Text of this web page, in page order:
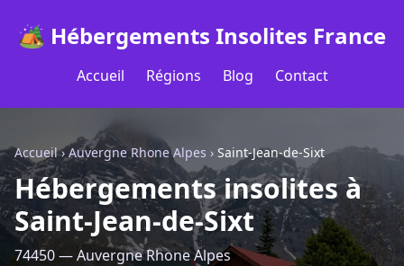
🏕️ Hébergements Insolites France
Accueil Régions Blog Contact
Accueil›Auvergne Rhone Alpes › Saint-Jean-de-Sixt
Hébergements insolites à
Saint-Jean-de-Sixt
74450 — Auvergne Rhone Alpes